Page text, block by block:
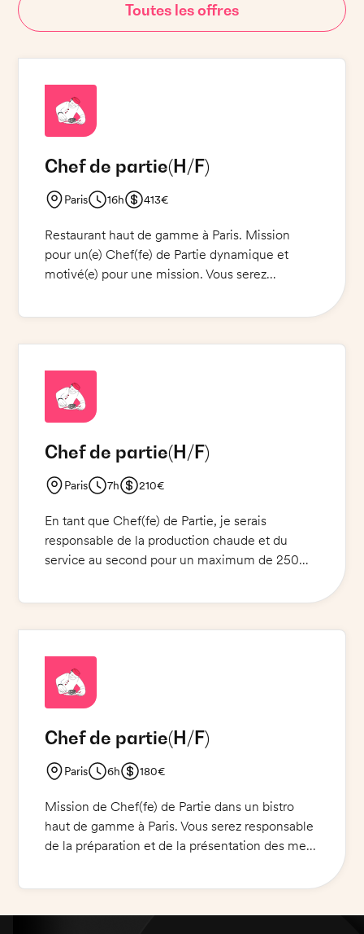
Toutes les offres
Chef de partie(H/F)
Paris 16h 413€
Restaurant haut de gamme à Paris. Mission
pour un(e) Chef(fe) de Partie dynamique et
motivé(e) pour une mission. Vous serez
des plats et des desserts. Vous travaillerez en
normes de qualité et de sécurité alimentaire.
Vous devrez porter des chaussures noires, un
pantalon noir et une veste noire lorsque vous
Chef de partie(H/F)
Paris 7h 210€
En tant que Chef(fe) de Partie, je serais
responsable de la production chaude et du
service au second pour un maximum de 250
soient de qualité supérieure et préparés et
de la satisfaction de la clientèle.
Chef de partie(H/F)
Paris 6h 180€
Mission de Chef(fe) de Partie dans un bistro
haut de gamme à Paris. Vous serez responsable
de la préparation et de la présentation des mets
froid entrée et desserts, ainsi que la mise en